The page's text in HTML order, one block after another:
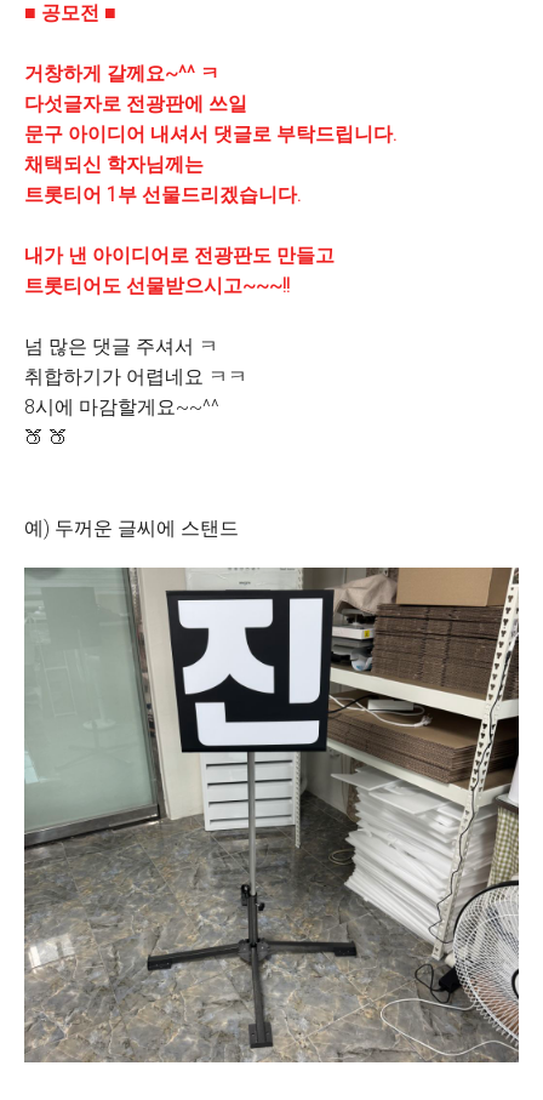
■ 공모전 ■
거창하게 갈께요~^^ ㅋ
다섯글자로 전광판에 쓰일
문구 아이디어 내셔서 댓글로 부탁드립니다.
채택되신 학자님께는
트롯티어 1부 선물드리겠습니다.
내가 낸 아이디어로 전광판도 만들고
트롯티어도 선물받으시고~~~!!
넘 많은 댓글 주셔서 ㅋ
취합하기가 어렵네요 ㅋㅋ
8시에 마감할게요~~^^
🍑 🍑
예) 두꺼운 글씨에 스탠드